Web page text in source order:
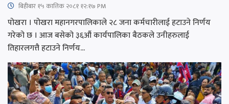
बिहीबार १५ कात्तिक २०८१ १२:१७ PM
पोखरा । पोखरा महानगरपालिकाले २८ जना कर्मचारीलाई हटाउने निर्णय
गरेको छ । आज बसेको ३६औं कार्यपालिका बैठकले उनीहरुलाई
तिहारलगत्तै हटाउने निर्णय...